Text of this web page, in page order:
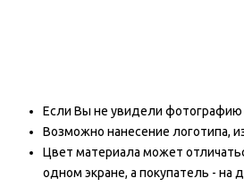
Если Вы не увидели фотографию
Возможно нанесение логотипа,
Цвет материала может
одном экране, а покупатель - на